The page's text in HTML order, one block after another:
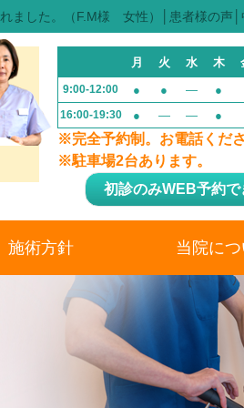
ました。（F.M様 女性）│患者様の声│
月 火 水 木
9:00-12:00 ● ● — ●
16:00-19:30 ● — — ●
※完全予約制。お電話くださ
※駐車場2台あります。
初診のみWEB予約で
施術方針 当院につ